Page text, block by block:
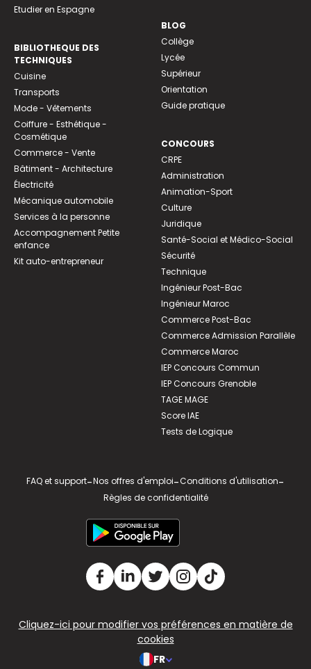
Etudier en Espagne
BIBLIOTHEQUE DES
TECHNIQUES
Cuisine
Transports
Mode - Vêtements
Coiffure - Esthétique -
Cosmétique
Commerce - Vente
Bâtiment - Architecture
Électricité
Mécanique automobile
Services à la personne
Accompagnement Petite
enfance
Kit auto-entrepreneur
BLOG
Collège
Lycée
Supérieur
Orientation
Guide pratique
CONCOURS
CRPE
Administration
Animation-Sport
Culture
Juridique
Santé-Social et Médico-Social
Sécurité
Technique
Ingénieur Post-Bac
Ingénieur Maroc
Commerce Post-Bac
Commerce Admission Parallèle
Commerce Maroc
IEP Concours Commun
IEP Concours Grenoble
TAGE MAGE
Score IAE
Tests de Logique
FAQ et support-Nos offres d'emploi-Conditions d'utilisation-
Règles de confidentialité
Cliquez-ici pour modifier vos préférences en matière de
cookies
FR